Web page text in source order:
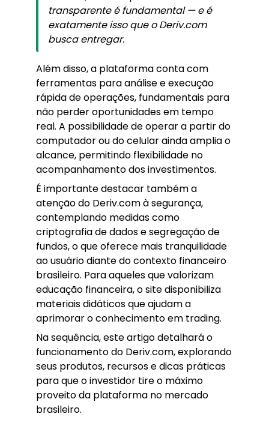
transparente é fundamental — e é
exatamente isso que o Deriv.com
busca entregar.
Além disso, a plataforma conta com
ferramentas para análise e execução
rápida de operações, fundamentais para
não perder oportunidades em tempo
real. A possibilidade de operar a partir do
computador ou do celular ainda amplia o
alcance, permitindo flexibilidade no
acompanhamento dos investimentos.
É importante destacar também a
atenção do Deriv.com à segurança,
contemplando medidas como
criptografia de dados e segregação de
fundos, o que oferece mais tranquilidade
ao usuário diante do contexto financeiro
brasileiro. Para aqueles que valorizam
educação financeira, o site disponibiliza
materiais didáticos que ajudam a
aprimorar o conhecimento em trading.
Na sequência, este artigo detalhará o
funcionamento do Deriv.com, explorando
seus produtos, recursos e dicas práticas
para que o investidor tire o máximo
proveito da plataforma no mercado
brasileiro.